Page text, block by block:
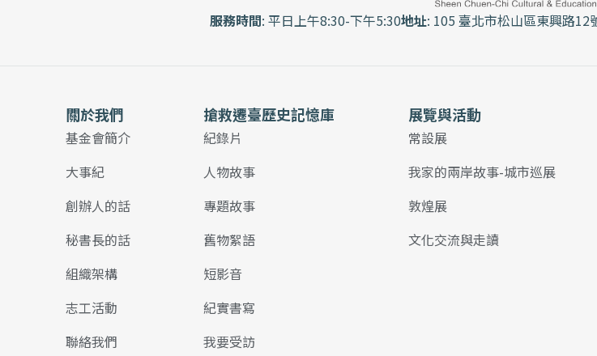
服務時間: 平日上午8:30-下午5:30地址: 105 臺北市松山區東興路12
關於我們
基金會簡介
大事紀
創辦人的話
秘書長的話
組織架構
志工活動
聯絡我們
搶救遷臺歷史記憶庫
紀錄片
人物故事
專題故事
舊物絮語
短影音
紀實書寫
我要受訪
展覽與活動
常設展
我家的兩岸故事-城市巡展
敦煌展
文化交流與走讀